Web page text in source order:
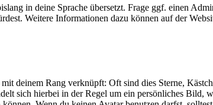
in deine Sprache übersetzt. Frage ggf. einen
Weitere Informationen dazu können auf der
deinem Rang verknüpft: Oft sind dies Sterne,
sich hierbei in der Regel um ein persönliches Bild,